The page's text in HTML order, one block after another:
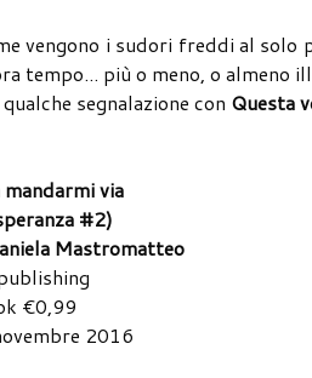
vengono i sudori freddi al
tempo... più o meno, o almeno
segnalazione con Questa
via
#2)
Mastromatteo
€0,99
2016